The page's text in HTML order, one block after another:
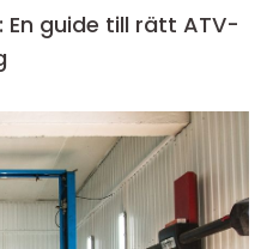
guide till rätt ATV-